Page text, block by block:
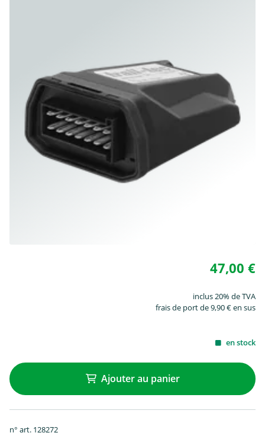
47,00 €
inclus 20% de TVA
frais de port de 9,90 € en sus
en stock
Ajouter au panier
n° art. 128272